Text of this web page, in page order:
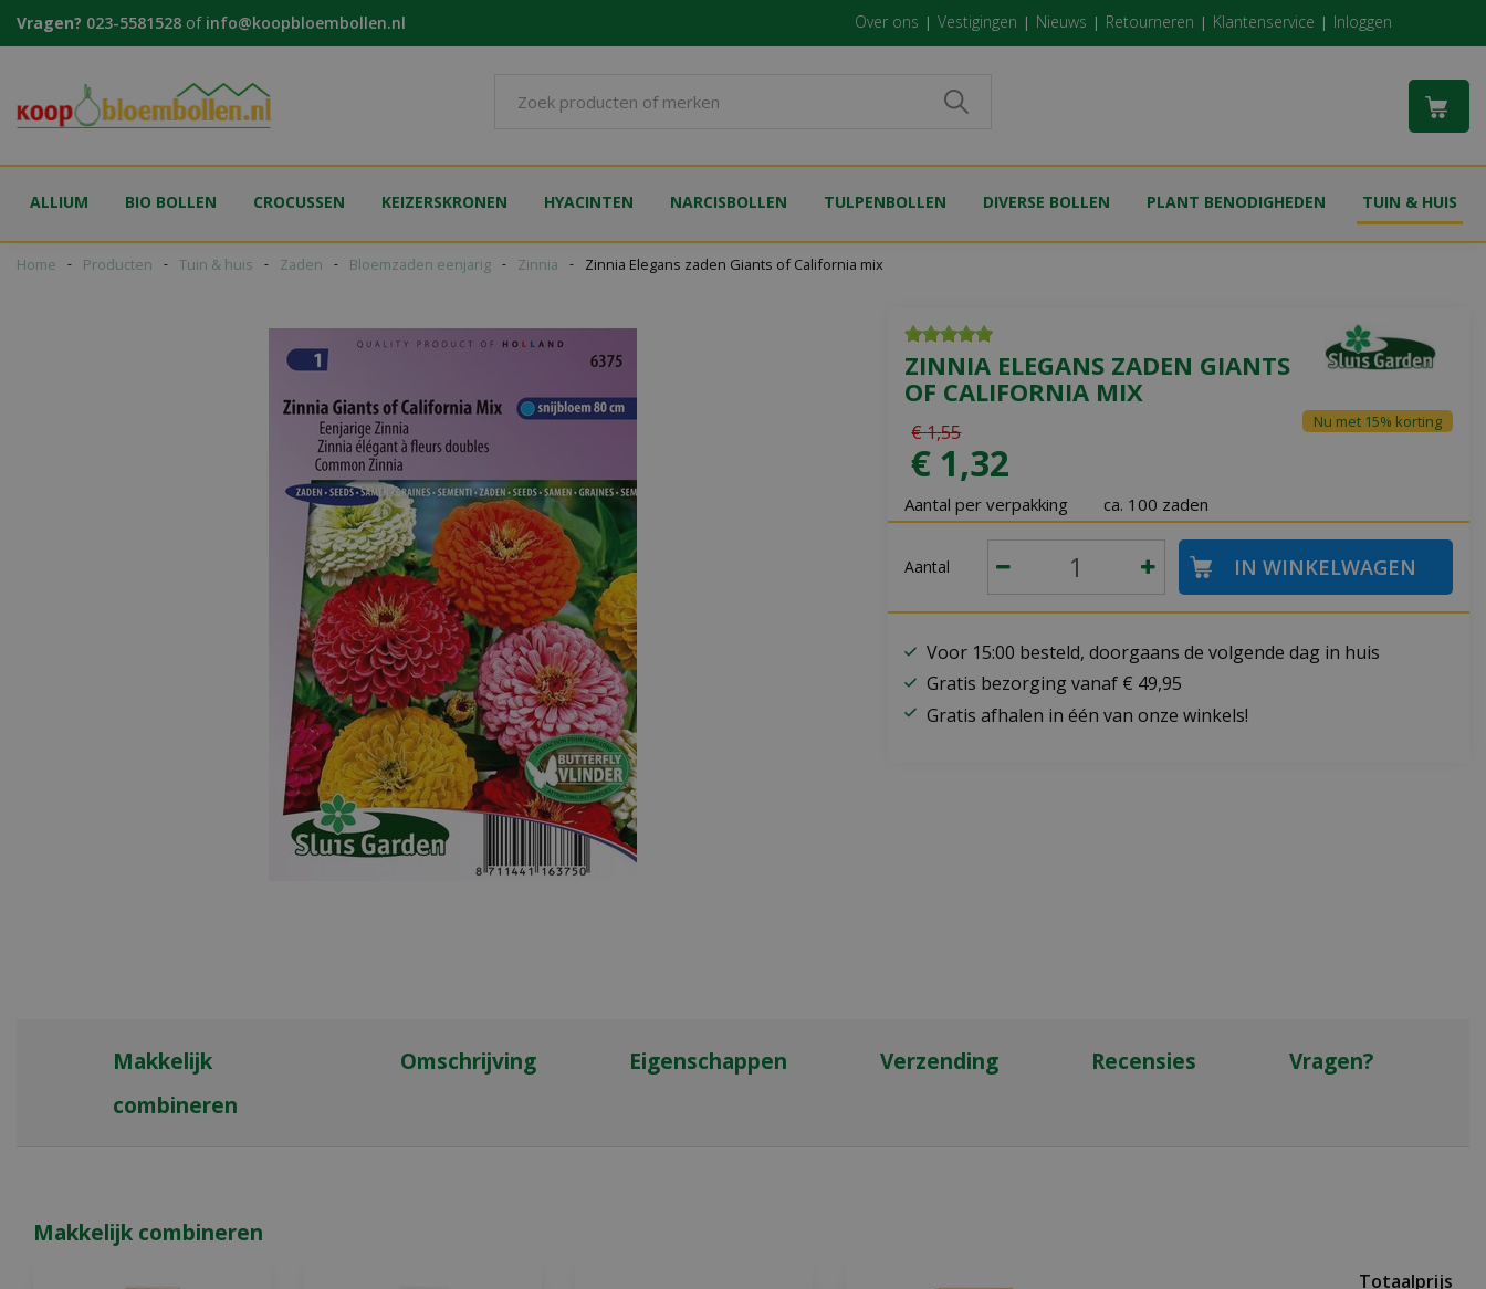
naar
Home Producten Tuin & huis Zaden Bloemzaden eenjarig Zinnia Zinnia Elegans zaden Giants of California mix
Vragen? 023-5581528 of info@koopbloembollen.nl Over ons Vestigingen Nieuws Retourneren Klantenservice Inloggen
ALLIUM BIO BOLLEN CROCUSSEN KEIZERSKRONEN HYACINTEN NARCISBOLLEN TULPENBOLLEN DIVERSE BOLLEN PLANT BENODIGHEDEN TUIN & HUIS
ZINNIA ELEGANS ZADEN GIANTS
OF CALIFORNIA MIX
€1,55
€ 1,32
Nu met 15% korting
Aantal per verpakking ca. 100 zaden
Aantal
Voor 15:00 besteld, doorgaans de volgende dag in huis
Gratis bezorging vanaf € 49,95
Gratis afhalen in één van onze winkels!
Makkelijk
combineren
Omschrijving Eigenschappen Verzending Recensies Vragen?
Makkelijk combineren